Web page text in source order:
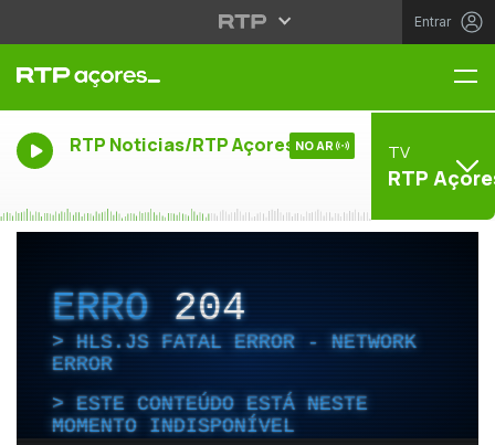
Entrar
RTP Noticias/RTP Açores NO AR TV
RTP
ERRO204
HLS.JS FATAL ERROR - NETWORK
ERROR
ESTE CONTEÚDO ESTÁ NESTE
MOMENTO INDISPONÍVEL